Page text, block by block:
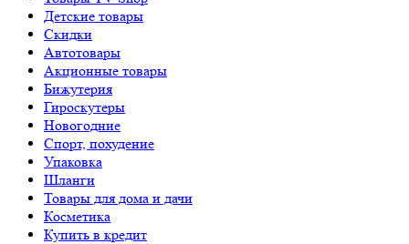
Детские товары
Cкидки
Автотовары
Акционные товары
Бижутерия
Гироскутеры
Новогодние
Спорт, похудение
Упаковка
Шланги
Товары для дома и дачи
Косметика
Купить в кредит